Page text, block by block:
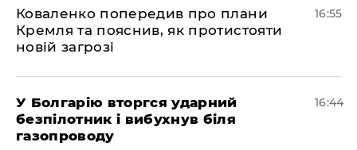
Коваленко попередив про плани
Кремля та пояснив, як протистояти
новій загрозі
16:55
У Болгарію вторгся ударний
безпілотник і вибухнув біля
газопроводу
16:44